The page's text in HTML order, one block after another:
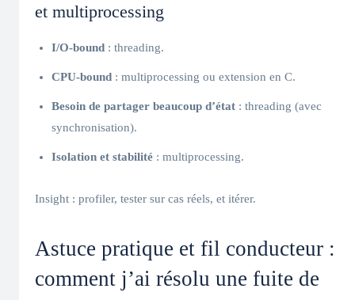
et multiprocessing
I/O-bound : threading.
CPU-bound : multiprocessing ou extension en C.
Besoin de partager beaucoup d’état : threading (avec
synchronisation).
Isolation et stabilité : multiprocessing.
Insight : profiler, tester sur cas réels, et itérer.
Astuce pratique et fil conducteur :
comment j’ai résolu une fuite de